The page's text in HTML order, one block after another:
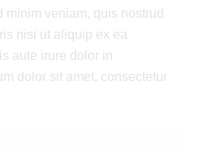
veniam, quis nostrud
nisi ut aliquip ex ea
aute irure dolor in
dolor sit amet, consectetur